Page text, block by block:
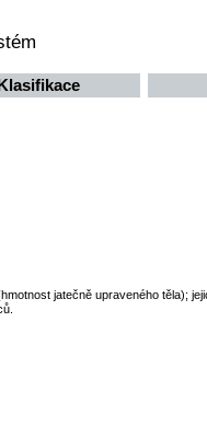
Klasifikace
jatečně upraveného těla);